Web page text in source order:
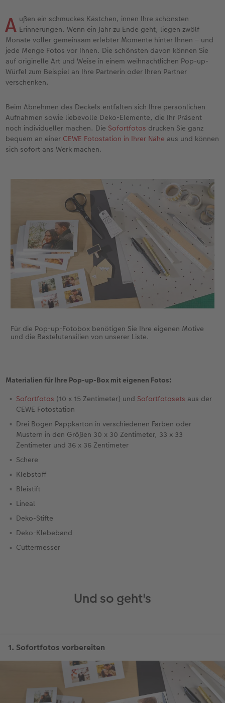
Personalisierter Schuber
Bestellwege
Inspiration
Reisefotobuch
Kundenbeispiele
Fotobuch für Anfänger
Erste Schritte
Fotobuch erstellen
Neuheiten
hexxas
Acrylglas
Alu Dibond
Hartschaum
Mehrteiler
Ideen zur Wandgestaltung
CEWE myPhotos
Neuheiten
Extras
Fotosticker
Art Prints
Premium Poster
Fotogrößen & Formate
Bestellwege
CEWE myPhotos
Fotos digitalisieren
Neuheiten
Extras
Sofortsticker
Sofortfotos mit Rahmen
Sofortfotos mit Text
Sofortfotos mit Design
Sofortfotostreifen
Sofortfotogrußkarten
Sofortfotocollagen
Mehrteilige Sofortfotos
Retro Minis
Emaille Becher
Trinkflasche
Dekoration
Textilien
Art Prints
Foto-Geschenkbox
CEWE Geschenkgutschein
Neuheiten
CEWE myPhotos
Geburtskarten
Taufkarten
Postkarten
Digitale Grußkarte
Bestellwege
Weitere Anlässe
CEWE myPhotos
Neuheiten
Handykette
Kunststoffhüllen
Lederhüllen
Bio-based Case
Mit Design
Inspiration
Neuheiten
Kundenbeispiele
Papierqualitäten
Bestellwege
Kalender mit fertigem Design
Gestaltungsideen
Neuheiten
Extras
für Frauen
für Freundinnen
für Kinder
für Tierfreunde
Einfach & schnell gestaltet
CEWE myPhotos
Erste Schritte
Kreative Ideen mit Sofortfotos
Gestaltungsideen
Fotobuch für Anfänger
Softwaretipps
Videotutorials
Fototipps
Fotowettbewerbe
CEWE Magazin
Neuheiten
Erste Schritte
Softwaretipps
Videotutorials
A ußen ein schmuckes Kästchen, innen Ihre schönsten
Erinnerungen. Wenn ein Jahr zu Ende geht, liegen zwölf
Monate voller gemeinsam erlebter Momente hinter Ihnen – und
jede Menge Fotos vor Ihnen. Die schönsten davon können Sie
auf originelle Art und Weise in einem weihnachtlichen Pop-up-
Würfel zum Beispiel an Ihre Partnerin oder Ihren Partner
verschenken.
Beim Abnehmen des Deckels entfalten sich Ihre persönlichen
Aufnahmen sowie liebevolle Deko-Elemente, die Ihr Präsent
noch individueller machen. Die Sofortfotos drucken Sie ganz
bequem an einer CEWE Fotostation in Ihrer Nähe aus und können
sich sofort ans Werk machen.
Für die Pop-up-Fotobox benötigen Sie Ihre eigenen Motive
und die Bastelutensilien von unserer Liste.
Materialien für Ihre Pop-up-Box mit eigenen Fotos:
Sofortfotos (10 x 15 Zentimeter) und Sofortfotosets aus der
CEWE Fotostation
Drei Bögen Pappkarton in verschiedenen Farben oder
Mustern in den Größen 30 x 30 Zentimeter, 33 x 33
Zentimeter und 36 x 36 Zentimeter
Schere
Klebstoff
Bleistift
Lineal
Deko-Stifte
Deko-Klebeband
Cuttermesser
Und so geht's